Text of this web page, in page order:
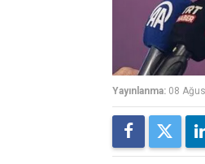
Yayınlanma: 08